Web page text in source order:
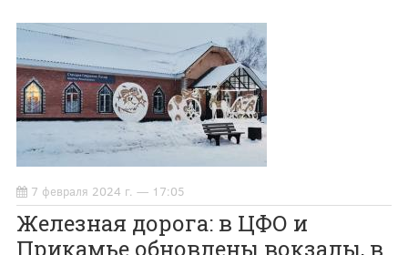
7 февраля 2024 г. — 17:05
Железная дорога: в ЦФО и
Прикамье обновлены вокзалы, в